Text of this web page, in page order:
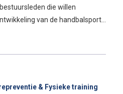
die willen
van de handbalsport…
& Fysieke training